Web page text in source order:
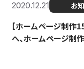
2020.12.21 お
【ホームページ制作
へ、ホームページ制